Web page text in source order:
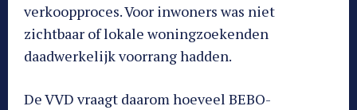
verkoopproces. Voor inwoners was niet
zichtbaar of lokale woningzoekenden
daadwerkelijk voorrang hadden.
De VVD vraagt daarom hoeveel BEBO-